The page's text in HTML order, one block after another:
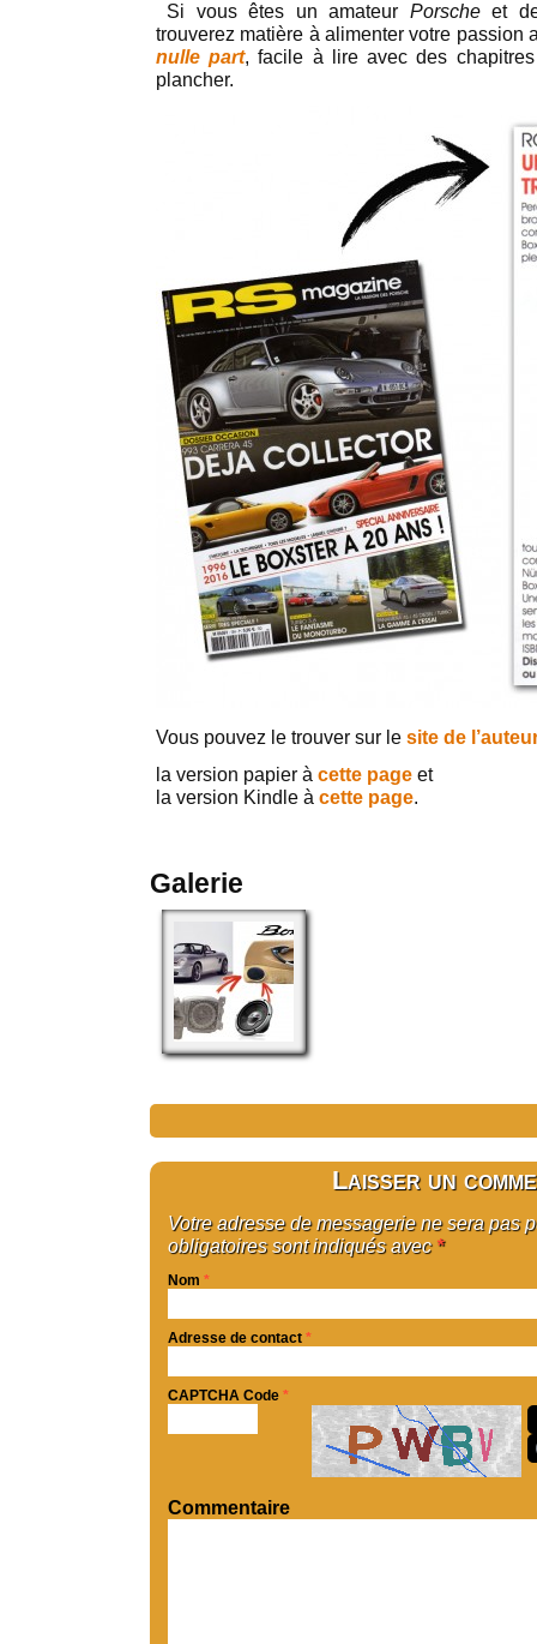
Si vous êtes un amateur Porscheet
trouverez matière à alimenter votre passion
nulle part, facile à lire avec des
plancher.
Vous pouvez le trouver sur le site de
la version papier à cette page et
la version Kindle à cette page.
Galerie
Laisser un
Votre adresse de messagerie ne sera pas
obligatoires sont indiqués avec *
Nom *
Adresse de contact *
CAPTCHA Code *
Commentaire